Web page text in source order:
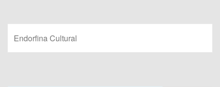
Endorfina Cultural